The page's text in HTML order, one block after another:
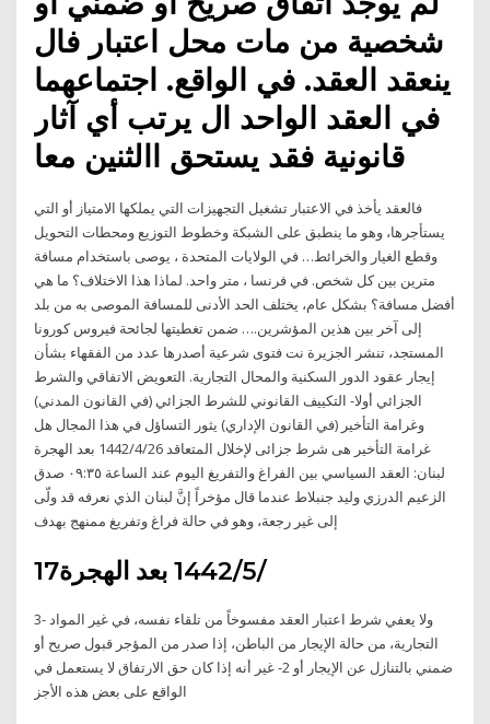
شخصية من مات محل اعتبار فال
ينعقد العقد. في الواقع. اجتماعهما
في العقد الواحد ال يرتب أي آثار
فالعقد يأخذ في الاعتبار تشغيل التجهيزات التي يملكها الامتياز أو التي
يستأجرها، وهو ما ينطبق على الشبكة وخطوط التوزيع ومحطات التحويل
وقطع الغيار والخرائط… في الولايات المتحدة ، يوصى باستخدام مسافة
مترين بين كل شخص. في فرنسا ، متر واحد. لماذا هذا الاختلاف؟ ما هي
أفضل مسافة؟ بشكل عام، يختلف الحد الأدنى للمسافة الموصى به من بلد
إلى آخر بين هذين المؤشرين.… ضمن تغطيتها لجائحة فيروس كورونا
المستجد، تنشر الجزيرة نت فتوى شرعية أصدرها عدد من الفقهاء بشأن
إيجار عقود الدور السكنية والمحال التجارية. التعويض الاتفاقي والشرط
الجزائي أولا- التكييف القانوني للشرط الجزائي (في القانون المدني)
وغرامة التأخير (في القانون الإداري) يثور التساؤل في هذا المجال هل
غرامة التأخير هى شرط جزائى لإخلال المتعاقد 26‏‏/4‏‏/1442 بعد الهجرة
لبنان: العقد السياسي بين الفراغ والتفريغ اليوم عند الساعة ٠٩:٣٥ صدق
الزعيم الدرزي وليد جنبلاط عندما قال مؤخراً إنَّ لبنان الذي نعرفه قد ولّى
إلى غير رجعة، وهو في حالة فراغ وتفريغ ممنهج بهدف
17‏‏/5‏‏/1442 بعد الهجرة
3- ولا يعفي شرط اعتبار العقد مفسوخاً من تلقاء نفسه، في غير المواد
التجارية، من حالة الإيجار من الباطن، إذا صدر من المؤجر قبول صريح أو
ضمني بالتنازل عن الإيجار أو 2- غير أنه إذا كان حق الارتفاق لا يستعمل في
الواقع على بعض هذه الأجز